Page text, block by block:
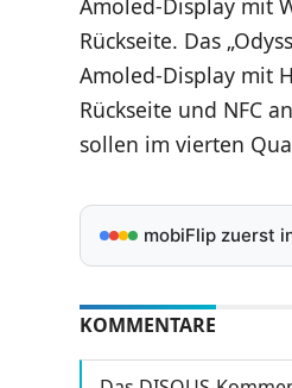
Rückseite. Das
Amoled-Display mit
Rückseite und NFC
sollen im vierten
mobiFlip zuerst
KOMMENTARE